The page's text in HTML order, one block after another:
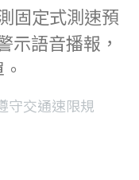
固定式測速預
示語音播報，
守交通速限規